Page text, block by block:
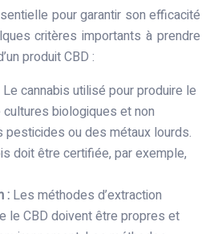
pour garantir son efficacité
critères importants à prendre
produit CBD :
Le cannabis utilisé pour produire le
biologiques et non
pesticides ou des métaux lourds.
doit être certifiée, par exemple,
: Les méthodes d’extraction
le CBD doivent être propres et